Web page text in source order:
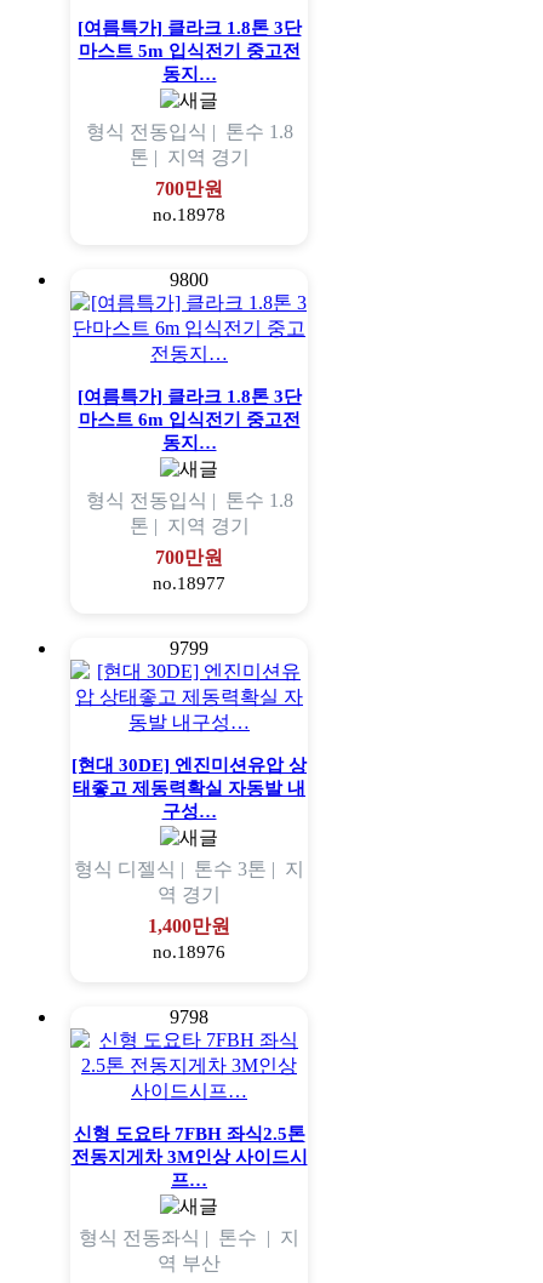
[여름특가] 클라크 1.8톤 3단
마스트 5m 입식전기 중고전
동지…
형식 전동입식 | 톤수 1.8
톤 | 지역 경기
700만원
no.18978
9800
[여름특가] 클라크 1.8톤 3단
마스트 6m 입식전기 중고전
동지…
형식 전동입식 | 톤수 1.8
톤 | 지역 경기
700만원
no.18977
9799
[현대 30DE] 엔진미션유압 상
태좋고 제동력확실 자동발 내
구성…
형식 디젤식 | 톤수 3톤 | 지
역 경기
1,400만원
no.18976
9798
신형 도요타 7FBH 좌식2.5톤
전동지게차 3M인상 사이드시
프…
형식 전동좌식 | 톤수 | 지
역 부산